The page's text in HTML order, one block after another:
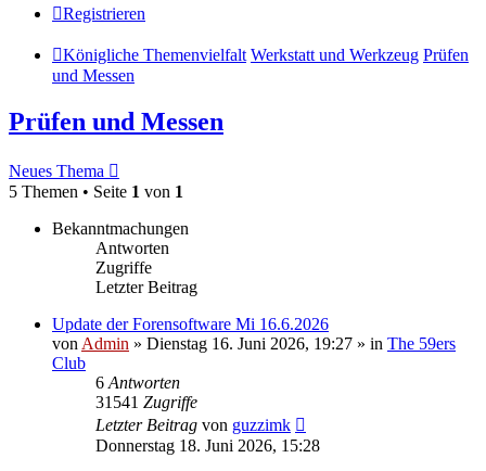
Registrieren
Königliche Themenvielfalt Werkstatt und Werkzeug Prüfen
und Messen
Prüfen und Messen
Neues Thema
5 Themen • Seite 1 von 1
Bekanntmachungen
Antworten
Zugriffe
Letzter Beitrag
Update der Forensoftware Mi 16.6.2026
von Admin » Dienstag 16. Juni 2026, 19:27 » in The 59ers
Club
6 Antworten
31541 Zugriffe
Letzter Beitrag von guzzimk
Donnerstag 18. Juni 2026, 15:28